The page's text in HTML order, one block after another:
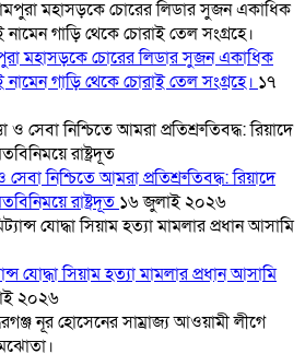
মহাসড়কে চোরের লিডার সুজন একাধিক
গাড়ি থেকে চোরাই তেল সংগ্রহে। ১৭
সেবা নিশ্চিতে আমরা প্রতিশ্রুতিবদ্ধ: রিয়াদে
রাষ্ট্রদূত ১৬ জুলাই ২০২৬
যোদ্ধা সিয়াম হত্যা মামলার প্রধান আসামি
২০২৬